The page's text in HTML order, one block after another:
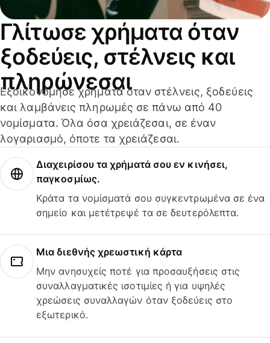
Γλίτωσε χρήματα όταν
ξοδεύεις, στέλνεις και
πληρώνεσαι
Εξοικονόμησε χρήματα όταν στέλνεις, ξοδεύεις
και λαμβάνεις πληρωμές σε πάνω από 40
νομίσματα. Όλα όσα χρειάζεσαι, σε έναν
λογαριασμό, όποτε τα χρειάζεσαι.
Διαχειρίσου τα χρήματά σου εν κινήσει,
παγκοσμίως.
Κράτα τα νομίσματά σου συγκεντρωμένα σε ένα
σημείο και μετέτρεψέ τα σε δευτερόλεπτα.
Μια διεθνής χρεωστική κάρτα
Μην ανησυχείς ποτέ για προσαυξήσεις στις
συναλλαγματικές ισοτιμίες ή για υψηλές
χρεώσεις συναλλαγών όταν ξοδεύεις στο
εξωτερικό.